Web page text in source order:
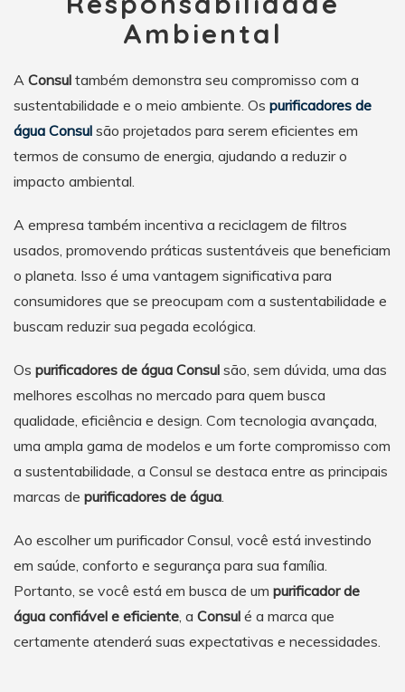
Ambiental
A Consul também demonstra seu compromisso com a
sustentabilidade e o meio ambiente. Os purificadores de
água Consul são projetados para serem eficientes em
termos de consumo de energia, ajudando a reduzir o
impacto ambiental.
A empresa também incentiva a reciclagem de filtros
usados, promovendo práticas sustentáveis que beneficiam
o planeta. Isso é uma vantagem significativa para
consumidores que se preocupam com a sustentabilidade e
buscam reduzir sua pegada ecológica.
Os purificadores de água Consul são, sem dúvida, uma das
melhores escolhas no mercado para quem busca
qualidade, eficiência e design. Com tecnologia avançada,
uma ampla gama de modelos e um forte compromisso com
a sustentabilidade, a Consul se destaca entre as principais
marcas de purificadores de água
Ao escolher um purificador Consul, você está investindo
em saúde, conforto e segurança para sua família.
Portanto, se você está em busca de um purificador de
água confiável e eficiente , a Consul é a marca que
certamente atenderá suas expectativas e necessidades.